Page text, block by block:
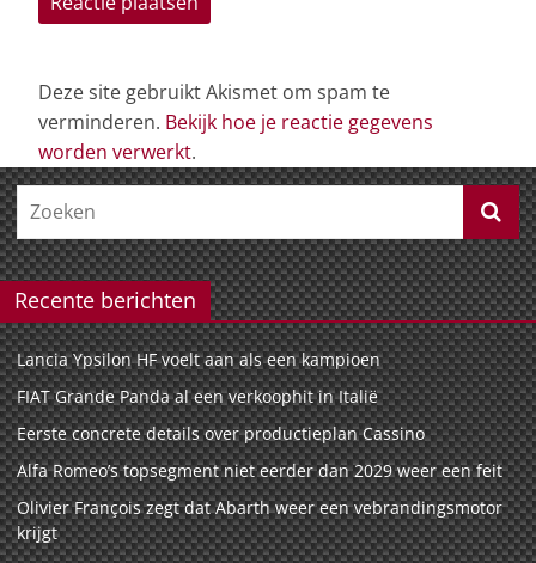
Deze site gebruikt Akismet om spam te
verminderen. Bekijk hoe je reactie gegevens
worden verwerkt.
Recente berichten
Lancia Ypsilon HF voelt aan als een kampioen
FIAT Grande Panda al een verkoophit in Italië
Eerste concrete details over productieplan Cassino
Alfa Romeo’s topsegment niet eerder dan 2029 weer een feit
Olivier François zegt dat Abarth weer een vebrandingsmotor
krijgt